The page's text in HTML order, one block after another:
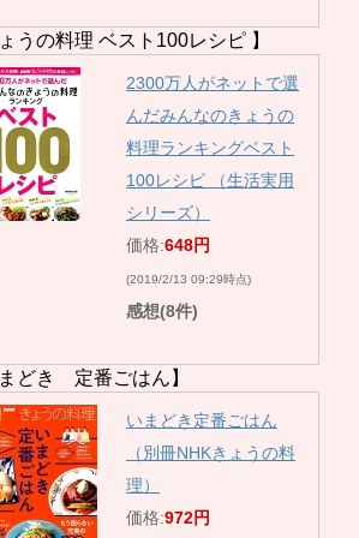
うの料理 ベスト100レシピ 】
2300万人がネットで選
んだみんなのきょうの
料理ランキングベスト
100レシピ （生活実用
シリーズ）
価格:648円
(2019/2/13 09:29時点)
感想(8件)
どき 定番ごはん】
いまどき定番ごはん
（別冊NHKきょうの料
理）
価格:972円